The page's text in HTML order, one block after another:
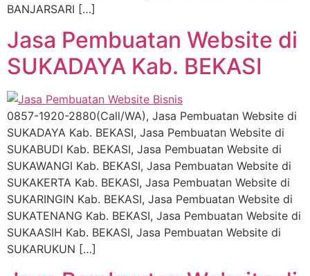
BANJARSARI […]
Jasa Pembuatan Website di
SUKADAYA Kab. BEKASI
0857-1920-2880(Call/WA), Jasa Pembuatan Website di
SUKADAYA Kab. BEKASI, Jasa Pembuatan Website di
SUKABUDI Kab. BEKASI, Jasa Pembuatan Website di
SUKAWANGI Kab. BEKASI, Jasa Pembuatan Website di
SUKAKERTA Kab. BEKASI, Jasa Pembuatan Website di
SUKARINGIN Kab. BEKASI, Jasa Pembuatan Website di
SUKATENANG Kab. BEKASI, Jasa Pembuatan Website di
SUKAASIH Kab. BEKASI, Jasa Pembuatan Website di
SUKARUKUN […]